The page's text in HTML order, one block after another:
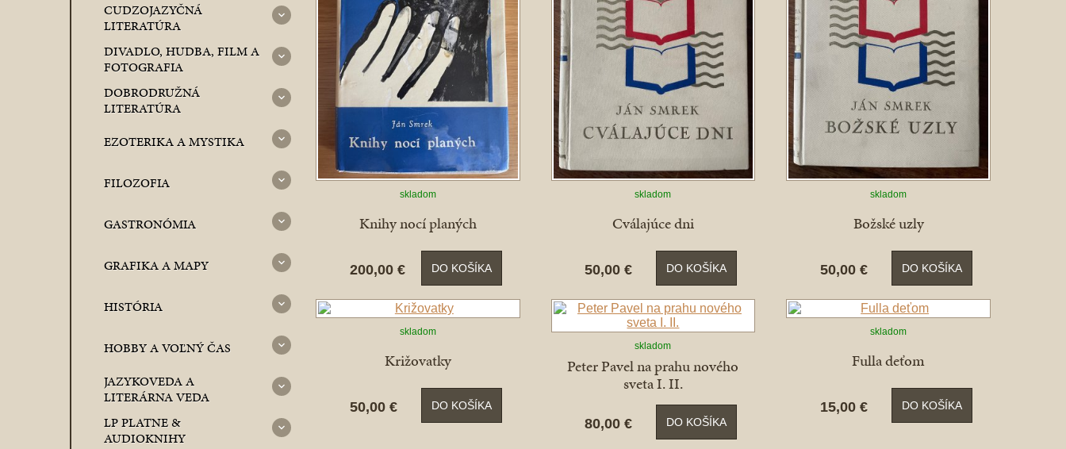
CUDZOJAZYČNÁ
LITERATÚRA
DIVADLO, HUDBA, FILM A
FOTOGRAFIA
DOBRODRUŽNÁ
LITERATÚRA
EZOTERIKA A MYSTIKA
FILOZOFIA
GASTRONÓMIA
GRAFIKA A MAPY
HISTÓRIA
HOBBY A VOĽNÝ ČAS
JAZYKOVEDA A
LITERÁRNA VEDA
LP PLATNE &
AUDIOKNIHY
skladom
Knihy nocí planých
200,00 € DO KOŠÍKA
skladom
Cválajúce dni
50,00 € DO KOŠÍKA
skladom
Božské uzly
50,00 € DO KOŠÍKA
skladom
Križovatky
50,00 € DO KOŠÍKA
skladom
Peter Pavel na prahu nového
sveta I. II.
80,00 € DO KOŠÍKA
skladom
Fulla deťom
15,00 € DO KOŠÍKA